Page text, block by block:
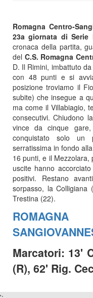
Romagna Centro-
23a giornata di Serie
cronaca della partita,
del C.S. Romagna
D. Il Rimini, imbattuto
con 48 punti e si
posizione troviamo il
subite) che insegue a
ma come il Villabiagio,
consecutivi. Chiudono
vince da cinque
conquistato solo un
serratissima in fondo
16 punti, e il
uscite hanno
positivi. Restano
sorpasso, la
Trestina (22).
Marcatori: 13'
(R), 62' Rig.